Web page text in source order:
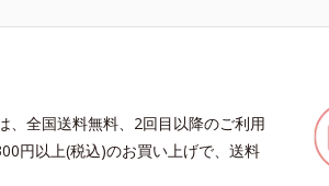
、全国送料無料、2回目以降のご利用
円以上(税込)のお買い上げで、送料